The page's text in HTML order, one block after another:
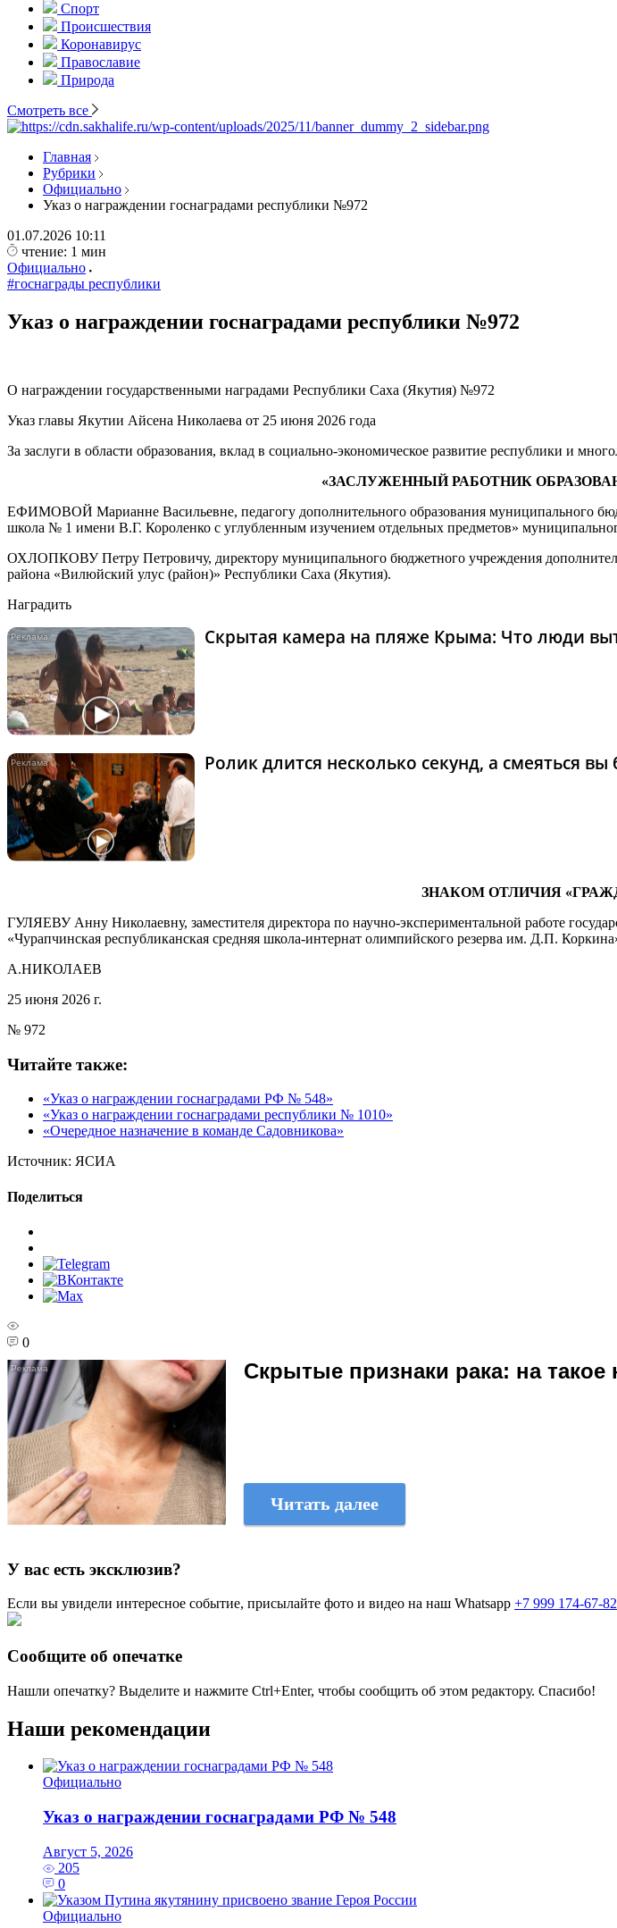
Спорт
Происшествия
Коронавирус
Православие
Природа
Смотреть все
Главная
Рубрики
Официально
Указ о награждении госнаградами республики №972
01.07.2026 10:11
чтение: 1 мин
Официально
#госнаграды республики
Указ о награждении госнаградами республики №972
О награждении государственными наградами Республики Саха (Якутия) №972
Указ главы Якутии Айсена Николаева от 25 июня 2026 года
За заслуги в области образования, вклад в социально-экономическое развитие республики и
«ЗАСЛУЖЕННЫЙ РАБОТНИК
ЕФИМОВОЙ Марианне Васильевне, педагогу дополнительного образования муниципального
школа № 1 имени В.Г. Короленко с углубленным изучением отдельных предметов»
ОХЛОПКОВУ Петру Петровичу, директору муниципального бюджетного учреждения
района «Вилюйский улус (район)» Республики Саха (Якутия).
Наградить
Скрытая камера на пляже Крыма: Что люди
Ролик длится несколько секунд, а смеяться вы
ЗНАКОМ ОТЛИЧИЯ
ГУЛЯЕВУ Анну Николаевну, заместителя директора по научно-экспериментальной работе
«Чурапчинская республиканская средняя школа-интернат олимпийского резерва им. Д.П.
А.НИКОЛАЕВ
25 июня 2026 г.
№ 972
Читайте также:
«Указ о награждении госнаградами РФ № 548»
«Указ о награждении госнаградами республики № 1010»
«Очередное назначение в команде Садовникова»
Источник: ЯСИА
Поделиться
0
Скрытые признаки рака: на
Читать далее
У вас есть эксклюзив?
Если вы увидели интересное событие, присылайте фото и видео на наш Whatsapp +7 999 174-67-82
Сообщите об опечатке
Нашли опечатку? Выделите и нажмите Ctrl+Enter, чтобы сообщить об этом редактору. Спасибо!
Наши рекомендации
Официально
Указ о награждении госнаградами РФ № 548
Август 5, 2026
205
0
Официально